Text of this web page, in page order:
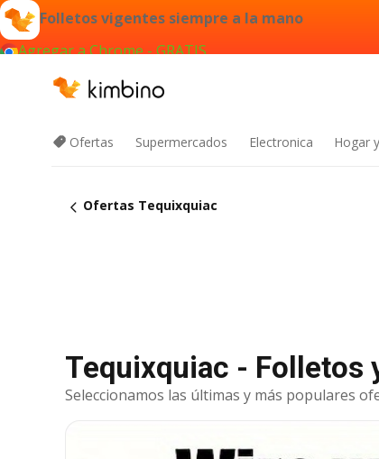
Folletos vigentes siempre a la mano
Agregar a Chrome - GRATIS
Ofertas Supermercados Electronica Hogar
Ofertas Tequixquiac
Tequixquiac - Folletos
Seleccionamos las últimas y más populares